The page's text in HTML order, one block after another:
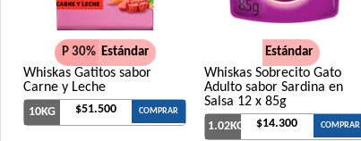
P 30% Estándar
Whiskas Gatitos sabor
Carne y Leche
10KG $51.500 COMPRAR
Estándar
Whiskas Sobrecito Gato
Adulto sabor Sardina en
Salsa 12 x 85g
1.02KG $14.300 COMPRAR